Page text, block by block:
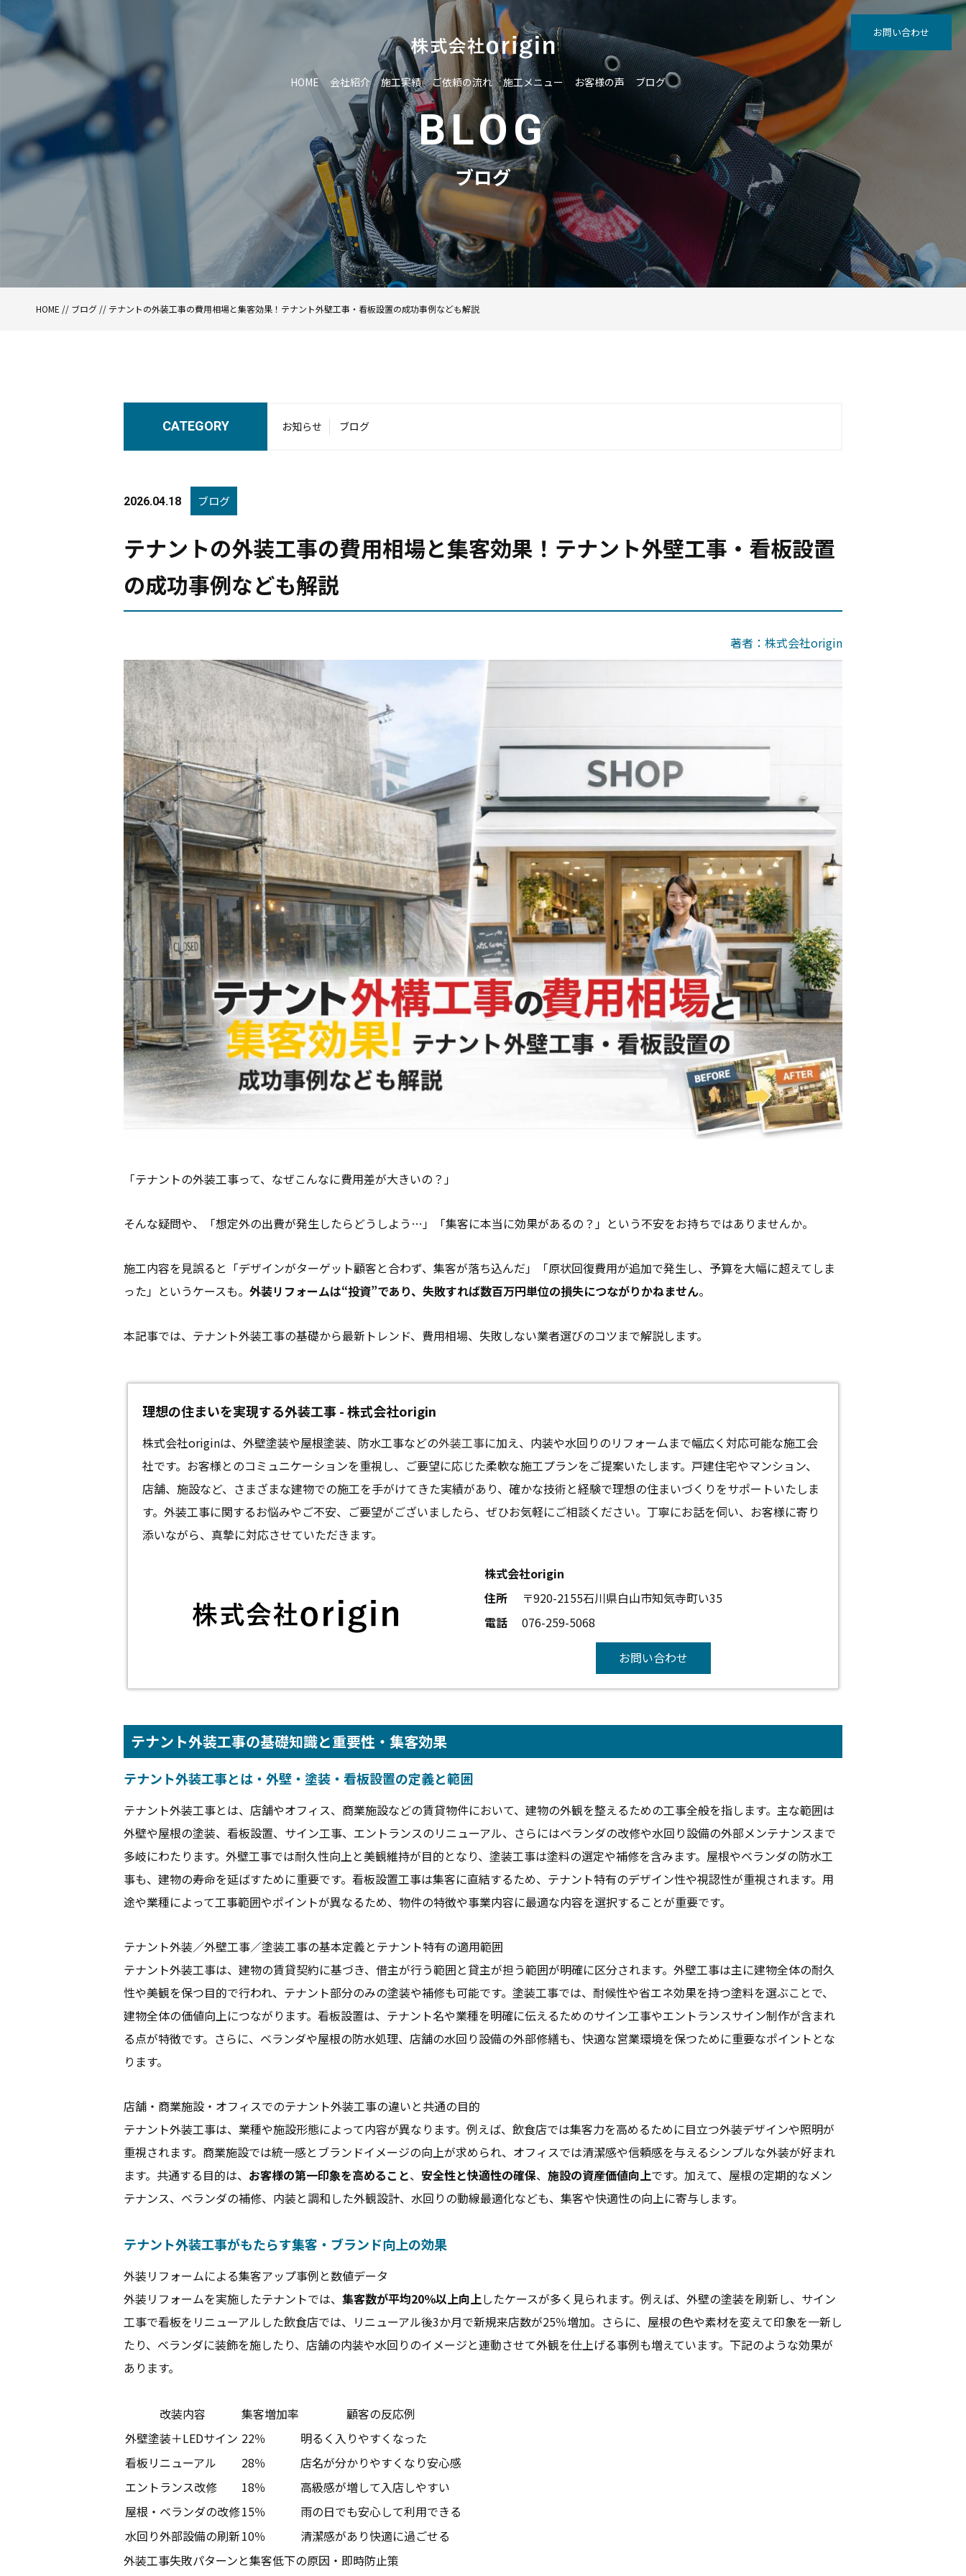
HOME 会社紹介 施工実績 ご依頼の流れ 施工メニュー お客様の声 ブログ
お問い合わせ
BLOG
ブログ
HOME // ブログ // テナントの外装工事の費用相場と集客効果！テナント外壁工事・看板設置の成功事例なども解説
CATEGORY お知らせ ブログ
2026.04.18 ブログ
テナントの外装工事の費用相場と集客効果！テナント外壁工事・看板設置
の成功事例なども解説
著者：株式会社origin
「テナントの外装工事って、なぜこんなに費用差が大きいの？」
そんな疑問や、「想定外の出費が発生したらどうしよう…」「集客に本当に効果があるの？」という不安をお持ちではありませんか。
施工内容を見誤ると「デザインがターゲット顧客と合わず、集客が落ち込んだ」「原状回復費用が追加で発生し、予算を大幅に超えてしま
った」というケースも。 外装リフォームは“投資”であり、失敗すれば数百万円単位の損失につながりかねません。
本記事では、テナント外装工事の基礎から最新トレンド、費用相場、失敗しない業者選びのコツまで解説します。
理想の住まいを実現する外装工事 - 株式会社origin
株式会社originは、外壁塗装や屋根塗装、防水工事などの外装工事に加え、内装や水回りのリフォームまで幅広く対応可能な施工会
社です。お客様とのコミュニケーションを重視し、ご要望に応じた柔軟な施工プランをご提案いたします。戸建住宅やマンション、
店舗、施設など、さまざまな建物での施工を手がけてきた実績があり、確かな技術と経験で理想の住まいづくりをサポートいたしま
す。外装工事に関するお悩みやご不安、ご要望がございましたら、ぜひお気軽にご相談ください。丁寧にお話を伺い、お客様に寄り
添いながら、真摯に対応させていただきます。
株式会社origin
住所
〒920-2155石川県白山市知気寺町い35
電話
076-259-5068
お問い合わせ
テナント外装工事の基礎知識と重要性・集客効果
テナント外装工事とは・外壁・塗装・看板設置の定義と範囲
テナント外装工事とは、店舗やオフィス、商業施設などの賃貸物件において、建物の外観を整えるための工事全般を指します。主な範囲は
外壁や屋根の塗装、看板設置、サイン工事、エントランスのリニューアル、さらにはベランダの改修や水回り設備の外部メンテナンスまで
多岐にわたります。外壁工事では耐久性向上と美観維持が目的となり、塗装工事は塗料の選定や補修を含みます。屋根やベランダの防水工
事も、建物の寿命を延ばすために重要です。看板設置工事は集客に直結するため、テナント特有のデザイン性や視認性が重視されます。用
途や業種によって工事範囲やポイントが異なるため、物件の特徴や事業内容に最適な内容を選択することが重要です。
テナント外装／外壁工事／塗装工事の基本定義とテナント特有の適用範囲
テナント外装工事は、建物の賃貸契約に基づき、借主が行う範囲と貸主が担う範囲が明確に区分されます。外壁工事は主に建物全体の耐久
性や美観を保つ目的で行われ、テナント部分のみの塗装や補修も可能です。塗装工事では、耐候性や省エネ効果を持つ塗料を選ぶことで、
建物全体の価値向上につながります。看板設置は、テナント名や業種を明確に伝えるためのサイン工事やエントランスサイン制作が含まれ
る点が特徴です。さらに、ベランダや屋根の防水処理、店舗の水回り設備の外部修繕も、快適な営業環境を保つために重要なポイントとな
ります。
店舗・商業施設・オフィスでのテナント外装工事の違いと共通の目的
テナント外装工事は、業種や施設形態によって内容が異なります。例えば、飲食店では集客力を高めるために目立つ外装デザインや照明が
重視されます。商業施設では統一感とブランドイメージの向上が求められ、オフィスでは清潔感や信頼感を与えるシンプルな外装が好まれ
ます。共通する目的は、 お客様の第一印象を高めること、 安全性と快適性の確保、 施設の資産価値向上です。加えて、屋根の定期的なメン
テナンス、ベランダの補修、内装と調和した外観設計、水回りの動線最適化なども、集客や快適性の向上に寄与します。
テナント外装工事がもたらす集客・ブランド向上の効果
外装リフォームによる集客アップ事例と数値データ
外装リフォームを実施したテナントでは、 集客数が平均20％以上向上したケースが多く見られます。例えば、外壁の塗装を刷新し、サイン
工事で看板をリニューアルした飲食店では、リニューアル後3か月で新規来店数が25％増加。さらに、屋根の色や素材を変えて印象を一新し
たり、ベランダに装飾を施したり、店舗の内装や水回りのイメージと連動させて外観を仕上げる事例も増えています。下記のような効果が
あります。
改装内容 集客増加率
顧客の反応例
外壁塗装＋LEDサイン 22％
明るく入りやすくなった
看板リニューアル
28％
店名が分かりやすくなり安心感
エントランス改修
18％
高級感が増して入店しやすい
屋根・ベランダの改修15％
雨の日でも安心して利用できる
水回り外部設備の刷新10％
清潔感があり快適に過ごせる
外装工事失敗パターンと集客低下の原因・即時防止策